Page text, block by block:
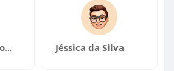
Fran Marcia Souto Souza Jéssica da Silva